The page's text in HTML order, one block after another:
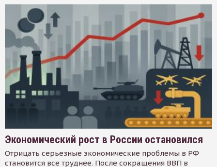
Экономический рост в России остановился
Отрицать серьезные экономические проблемы в РФ
становится все труднее. После сокращения ВВП в